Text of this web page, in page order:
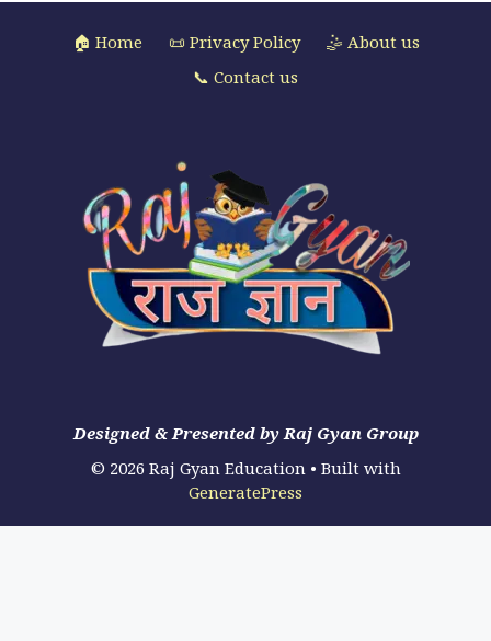
🏠 Home 📜 Privacy Policy
🤹 About us
📞 Contact us
Designed & Presented by Raj Gyan Group
© 2026 Raj Gyan Education • Built with
GeneratePress